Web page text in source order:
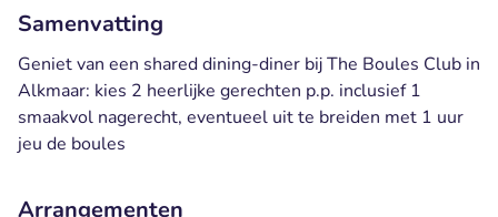
Samenvatting
Geniet van een shared dining-diner bij The Boules Club in
Alkmaar: kies 2 heerlijke gerechten p.p. inclusief 1
smaakvol nagerecht, eventueel uit te breiden met 1 uur
jeu de boules
Arrangementen